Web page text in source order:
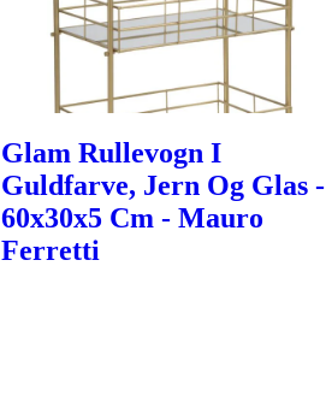
Glam Rullevogn I
Guldfarve, Jern Og Glas -
60x30x5 Cm - Mauro
Ferretti